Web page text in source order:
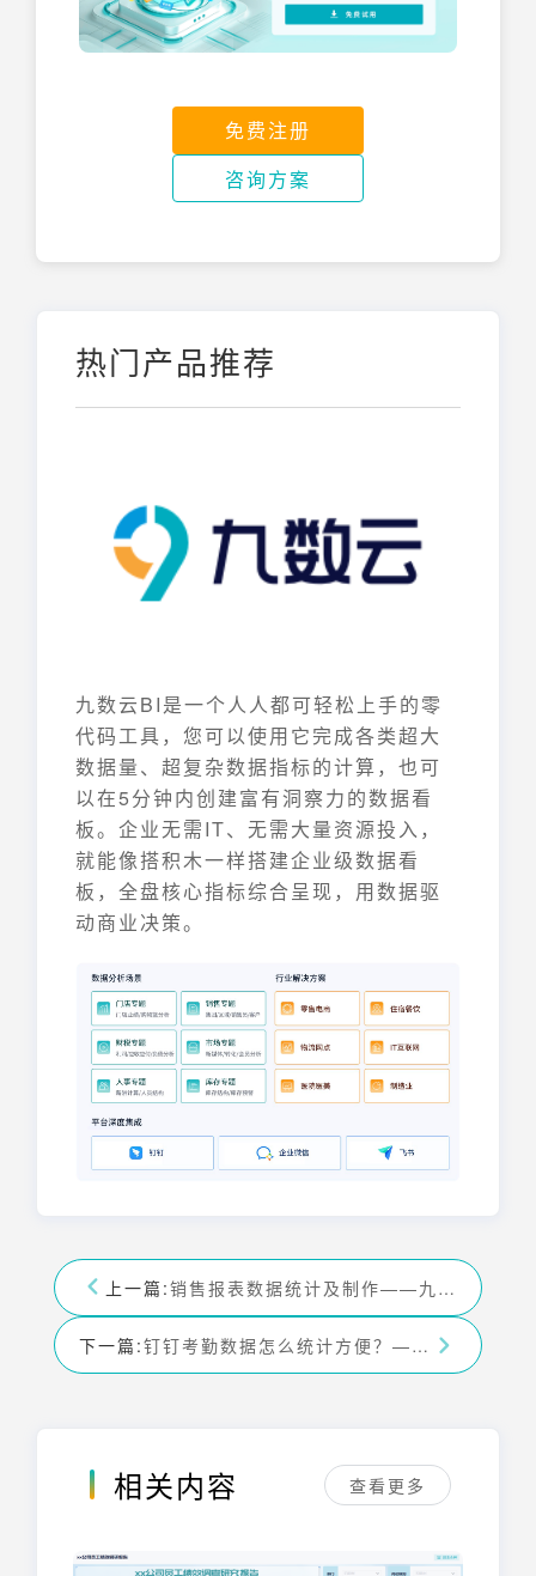
免费注册
咨询方案
热门产品推荐
九数云BI是一个人人都可轻松上手的零
代码工具，您可以使用它完成各类超大
数据量、超复杂数据指标的计算，也可
以在5分钟内创建富有洞察力的数据看
板。企业无需IT、无需大量资源投入，
就能像搭积木一样搭建企业级数据看
板，全盘核心指标综合呈现，用数据驱
动商业决策。
上一篇: 销售报表数据统计及制作——九数云BI
下一篇: 钉钉考勤数据怎么统计方便？——九数云BI
相关内容 查看更多